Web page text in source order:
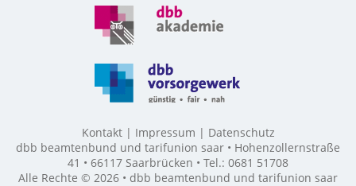
Kontakt Impressum
Datenschutz
dbb beamtenbund und tarifunion saar • Hohenzollernstraße
41 • 66117 Saarbrücken • Tel.: 0681 51708
Alle Rechte © 2026 • dbb beamtenbund und tarifunion saar